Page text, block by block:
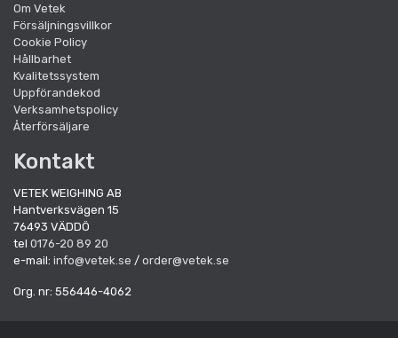
Om Vetek
Försäljningsvillkor
Cookie Policy
Hållbarhet
Kvalitetssystem
Uppförandekod
Verksamhetspolicy
Återförsäljare
Kontakt
VETEK WEIGHING AB
Hantverksvägen 15
76493 VÄDDÖ
tel 0176-20 89 20
e-mail: info@vetek.se / order@vetek.se
Org. nr: 556446-4062